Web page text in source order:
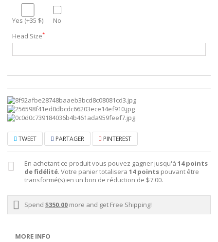
Yes (+35 $)
No
Head Size*
TWEET PARTAGER PINTEREST
En achetant ce produit vous pouvez gagner jusqu'à 14points
de fidélité. Votre panier totalisera 14points pouvant être
transformé(s) en un bon de réduction de $7.00.
Spend $350.00 more and get Free Shipping!
MORE INFO